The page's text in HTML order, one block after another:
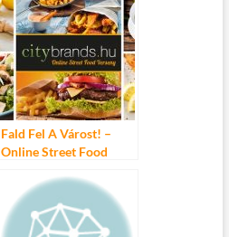
Fald Fel A Várost! –
Online Street Food